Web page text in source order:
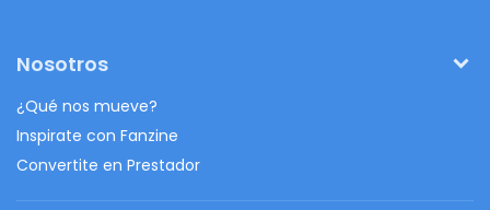
Nosotros
¿Qué nos mueve?
Inspirate con Fanzine
Convertite en Prestador